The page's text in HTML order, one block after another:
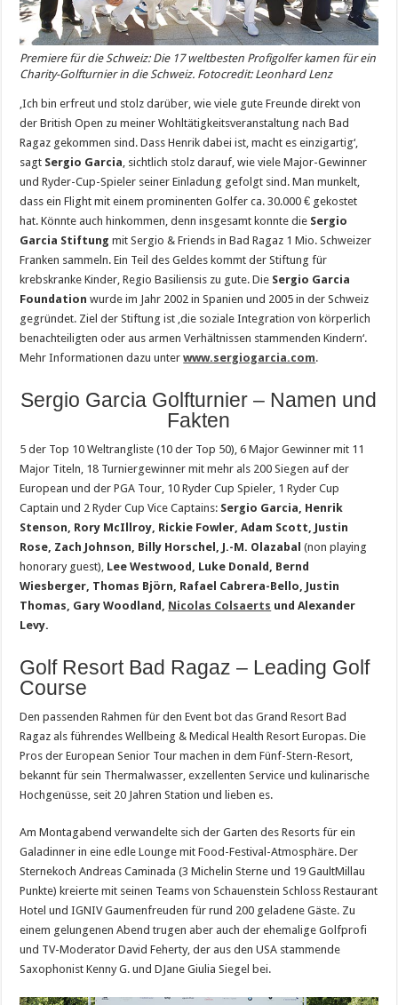
Premiere für die Schweiz: Die 17 weltbesten Profigolfer kamen für ein
Charity-Golfturnier in die Schweiz. Fotocredit: Leonhard Lenz
‚Ich bin erfreut und stolz darüber, wie viele gute Freunde direkt von
der British Open zu meiner Wohltätigkeitsveranstaltung nach Bad
Ragaz gekommen sind. Dass Henrik dabei ist, macht es einzigartig‘,
sagt Sergio Garcia, sichtlich stolz darauf, wie viele Major-Gewinner
und Ryder-Cup-Spieler seiner Einladung gefolgt sind. Man munkelt,
dass ein Flight mit einem prominenten Golfer ca. 30.000 € gekostet
hat. Könnte auch hinkommen, denn insgesamt konnte die Sergio
Garcia Stiftung mit Sergio & Friends in Bad Ragaz 1 Mio. Schweizer
Franken sammeln. Ein Teil des Geldes kommt der Stiftung für
krebskranke Kinder, Regio Basiliensis zu gute. Die Sergio Garcia
Foundation wurde im Jahr 2002 in Spanien und 2005 in der Schweiz
gegründet. Ziel der Stiftung ist ‚die soziale Integration von körperlich
benachteiligten oder aus armen Verhältnissen stammenden Kindern‘.
Mehr Informationen dazu unterwww.sergiogarcia.com.
Sergio Garcia Golfturnier – Namen und
Fakten
5 der Top 10 Weltrangliste (10 der Top 50), 6 Major Gewinner mit 11
Major Titeln, 18 Turniergewinner mit mehr als 200 Siegen auf der
European und der PGA Tour, 10 Ryder Cup Spieler, 1 Ryder Cup
Captain und 2 Ryder Cup Vice Captains: Sergio Garcia, Henrik
Stenson, Rory McIllroy, Rickie Fowler, Adam Scott, Justin
Rose, Zach Johnson, Billy Horschel, J.-M. Olazabal (non playing
honorary guest), Lee Westwood, Luke Donald, Bernd
Wiesberger, Thomas Björn, Rafael Cabrera-Bello, Justin
Thomas, Gary Woodland, Nicolas Colsaerts und Alexander
Levy.
Golf Resort Bad Ragaz – Leading Golf
Course
Den passenden Rahmen für den Event bot das Grand Resort Bad
Ragaz als führendes Wellbeing & Medical Health Resort Europas. Die
Pros der European Senior Tour machen in dem Fünf-Stern-Resort,
bekannt für sein Thermalwasser, exzellenten Service und kulinarische
Hochgenüsse, seit 20 Jahren Station und lieben es.
Am Montagabend verwandelte sich der Garten des Resorts für ein
Galadinner in eine edle Lounge mit Food-Festival-Atmosphäre. Der
Sternekoch Andreas Caminada (3 Michelin Sterne und 19 GaultMillau
Punkte) kreierte mit seinen Teams von Schauenstein Schloss Restaurant
Hotel und IGNIV Gaumenfreuden für rund 200 geladene Gäste. Zu
einem gelungenen Abend trugen aber auch der ehemalige Golfprofi
und TV-Moderator David Feherty, der aus den USA stammende
Saxophonist Kenny G. und DJane Giulia Siegel bei.